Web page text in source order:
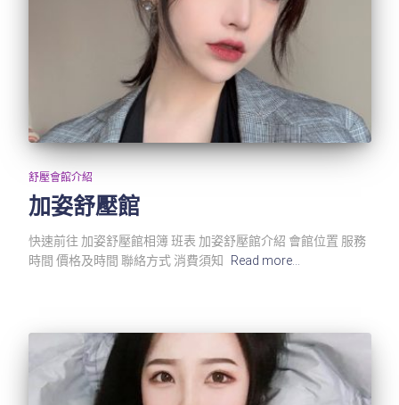
舒壓會館介紹
加姿舒壓館
快速前往 加姿舒壓館相簿 班表 加姿舒壓館介紹 會館位置 服務
時間 價格及時間 聯絡方式 消費須知
Read more…